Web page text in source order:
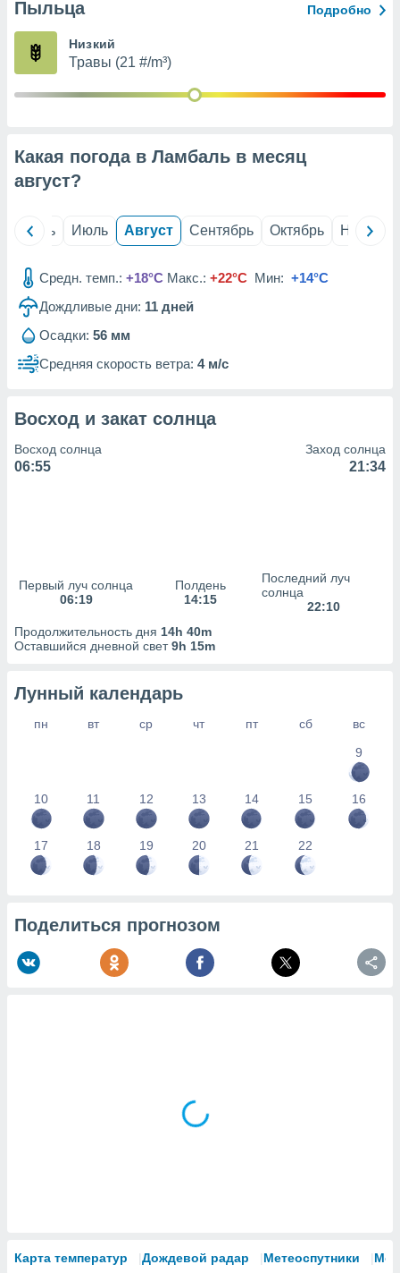
из
рекламы
сведения
наших 1199
Пыльца Подробно
Низкий
Травы (21 #/m³)
Какая погода в Ламбаль в месяц
август?
Июнь Июль Август Сентябрь Октябрь Ноябрь
Средн. темп.: +18°C Макс.: +22°C Мин: +14°C
Дождливые дни: 11 дней
Осадки: 56 мм
Средняя скорость ветра: 4 м/с
Восход и закат солнца
Восход солнца
06:55
Заход солнца
21:34
Первый луч солнца
06:19
Полдень
14:15
Последний луч
солнца
22:10
Продолжительность дня 14h 40m
Оставшийся дневной свет9h 15m
Лунный календарь
пн вт ср чт пт сб
вс
9
10 11 12 13 14 15 16
17 18 19 20 21 22
Поделиться прогнозом
Карта температур Дождевой радар Метеоспутники